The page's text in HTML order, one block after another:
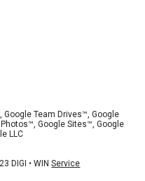
Team Drives™, Google
Google Sites™, Google
LLC
DIGI • WIN
Service